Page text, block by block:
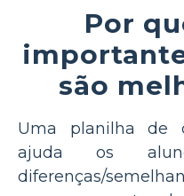
Por
são
Uma planilha de
ajuda os
diferenças/